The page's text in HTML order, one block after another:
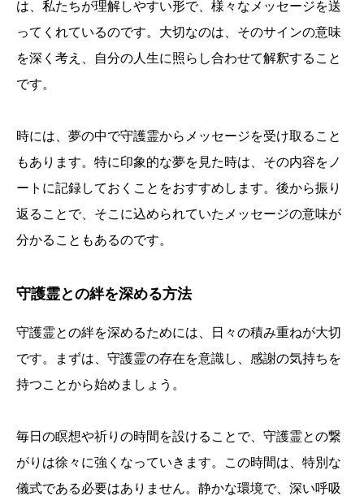
は、私たちが理解しやすい形で、様々なメッセージを送
ってくれているのです。大切なのは、そのサインの意味
を深く考え、自分の人生に照らし合わせて解釈すること
です。
時には、夢の中で守護霊からメッセージを受け取ること
もあります。特に印象的な夢を見た時は、その内容をノ
ートに記録しておくことをおすすめします。後から振り
返ることで、そこに込められていたメッセージの意味が
分かることもあるのです。
守護霊との絆を深める方法
守護霊との絆を深めるためには、日々の積み重ねが大切
です。まずは、守護霊の存在を意識し、感謝の気持ちを
持つことから始めましょう。
毎日の瞑想や祈りの時間を設けることで、守護霊との繋
がりは徐々に強くなっていきます。この時間は、特別な
儀式である必要はありません。静かな環境で、深い呼吸